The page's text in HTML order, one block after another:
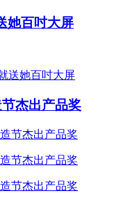
她百吋大屏
杰出产品奖